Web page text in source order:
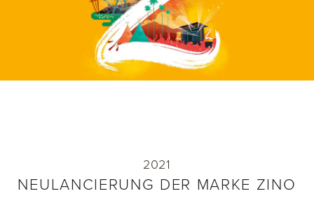
2021
NEULANCIERUNG DER MARKE ZINO
NEULANCIERUNG DER MARKE ZINO
Die Marke Zino wird neu lanciert und zwar mit
einem nicaraguanischen Blend und neuer
Kampagne «Live Life from A-Z»